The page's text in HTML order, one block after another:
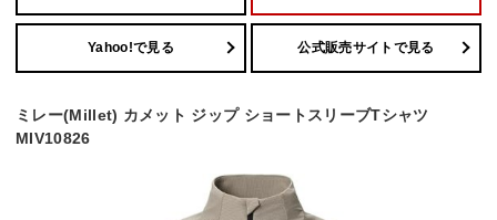
Yahoo!で見る 公式販売サイトで見る
ミレー(Millet) カメット ジップ ショートスリーブTシャツ
MIV10826